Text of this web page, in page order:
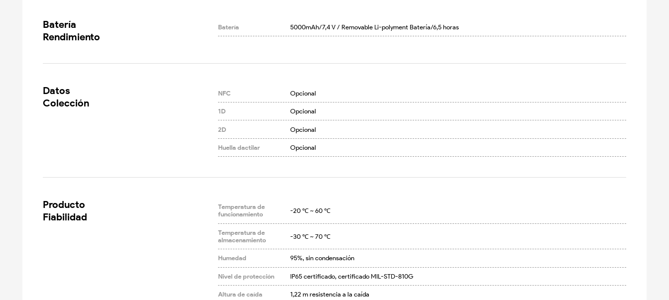
Batería
Rendimiento
Batería 5000mAh/7,4 V / Removable Li-polyment Batería/6,5 horas
Datos
Colección
NFC Opcional
1D Opcional
2D Opcional
Huella dactilar Opcional
Producto
Fiabilidad
Temperatura de
funcionamiento
-20 ℃ ~ 60 ℃
Temperatura de
almacenamiento
-30 ℃ ~ 70 ℃
Humedad 95%, sin condensación
Nivel de protección IP65 certificado, certificado MIL-STD-810G
Altura de caída 1,22 m resistencia a la caída